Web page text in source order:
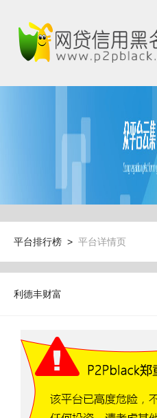
平台排行榜 > 平台详情页
利德丰财富